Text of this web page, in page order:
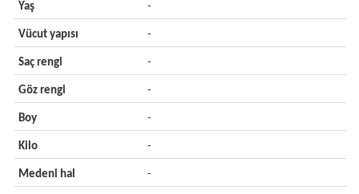
Yaş -
Vücut yapısı -
Saç rengi -
Göz rengi -
Boy -
Kilo -
Medeni hal -